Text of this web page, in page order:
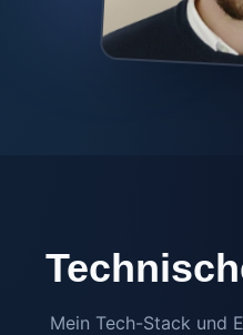
Mein Tech-Stack und